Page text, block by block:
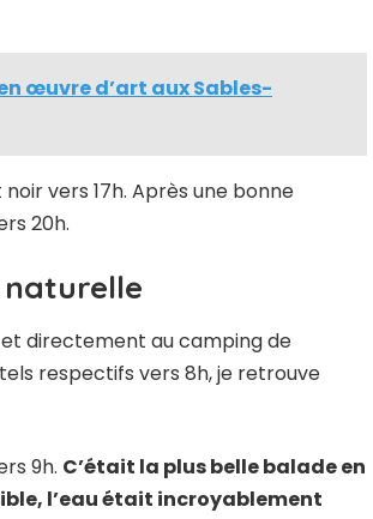
œuvre d’art aux Sables-
vers 17h. Après une bonne
20h.
et directement au camping de
respectifs vers 8h, je retrouve
9h. C’était la plus belle balade en
l’eau était incroyablement